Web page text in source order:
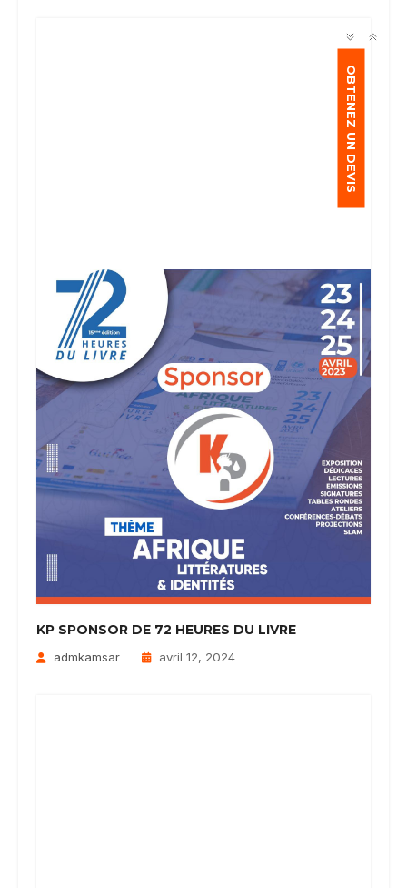
KP SPONSOR DE 72 HEURES DU LIVRE
admkamsar avril 12, 2024
OBTENEZ UN DEVIS